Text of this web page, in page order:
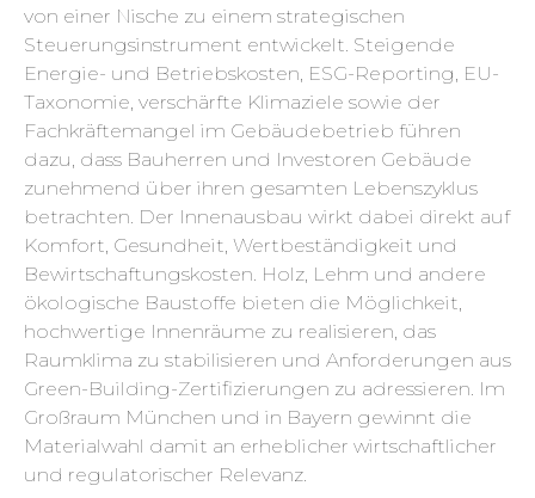
von einer Nische zu einem strategischen
Steuerungsinstrument entwickelt. Steigende
Energie- und Betriebskosten, ESG-Reporting, EU-
Taxonomie, verschärfte Klimaziele sowie der
Fachkräftemangel im Gebäudebetrieb führen
dazu, dass Bauherren und Investoren Gebäude
zunehmend über ihren gesamten Lebenszyklus
betrachten. Der Innenausbau wirkt dabei direkt auf
Komfort, Gesundheit, Wertbeständigkeit und
Bewirtschaftungskosten. Holz, Lehm und andere
ökologische Baustoffe bieten die Möglichkeit,
hochwertige Innenräume zu realisieren, das
Raumklima zu stabilisieren und Anforderungen aus
Green-Building-Zertifizierungen zu adressieren. Im
Großraum München und in Bayern gewinnt die
Materialwahl damit an erheblicher wirtschaftlicher
und regulatorischer Relevanz.